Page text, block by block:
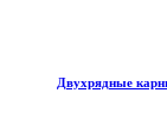
Двухрядные